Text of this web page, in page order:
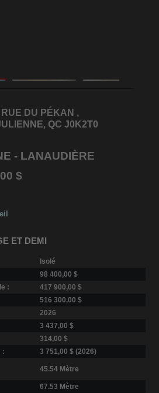
RUE DU PÉKAN ,
QC J0K2T0
- LANAUDIÈRE
$
ET DEMI
Isolé
98 400,00 $
:
417 900,00 $
516 300,00 $
2026
3 437,00 $
314,00 $
:
3 751,00 $ (2026)
45.54 Mètre
67.53 Mètre